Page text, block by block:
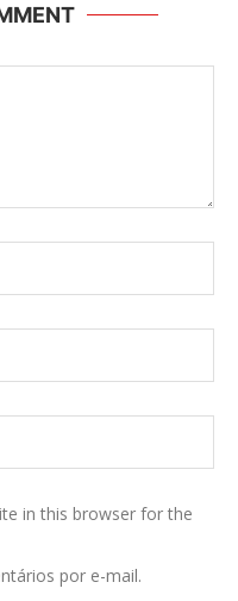
in this browser for the
por e-mail.